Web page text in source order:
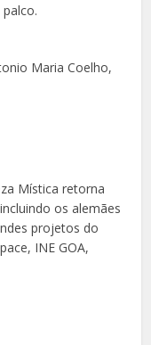
Maria Coelho,
Mística retorna
os alemães
projetos do
INE GOA,